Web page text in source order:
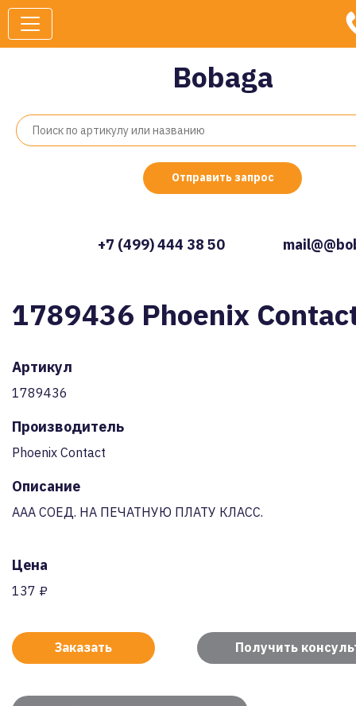
Bobaga
Отправить запрос
+7 (499) 444 38 50
1789436 Phoenix
Артикул
1789436
Производитель
Phoenix Contact
Описание
AAA СОЕД. НА ПЕЧАТНУЮ ПЛАТУ КЛАСС.
Цена
137 ₽
Заказать Получить